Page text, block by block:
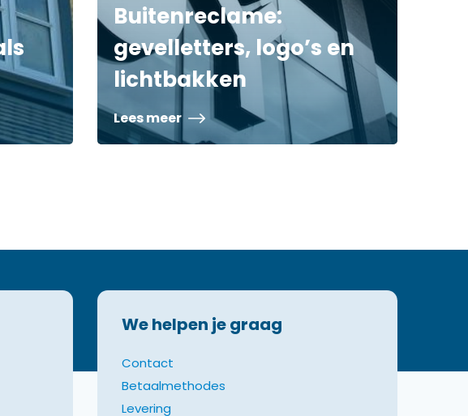
Buitenreclame:
gevelletters, logo’s en
lichtbakken
Lees meer
We helpen je graag
Contact
Betaalmethodes
Levering